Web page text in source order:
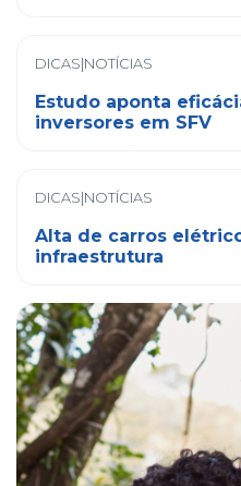
DICAS|NOTÍCIAS
Estudo aponta
inversores em SFV
DICAS|NOTÍCIAS
Alta de carros
infraestrutura